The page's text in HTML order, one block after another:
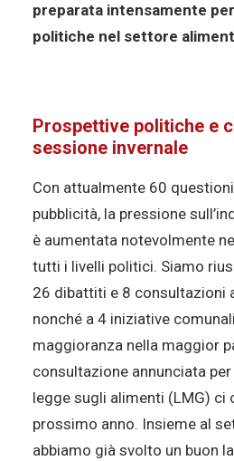
preparata intensamente
politiche nel settore
Prospettive politiche e
sessione invernale
Con attualmente 60
pubblicità, la pressione
è aumentata notevolmente
tutti i livelli politici. Siamo
26 dibattiti e 8 consultazioni
nonché a 4 iniziative
maggioranza nella maggior
consultazione annunciata
legge sugli alimenti (LMG) ci
prossimo anno. Insieme al
abbiamo già svolto un buon